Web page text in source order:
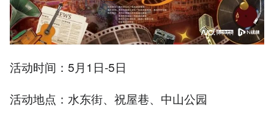
活动时间：5月1日-5日
活动地点：水东街、祝屋巷、中山公园